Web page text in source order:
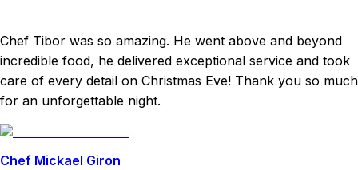
Chef Tibor was so amazing. He went above and beyond
incredible food, he delivered exceptional service and took
care of every detail on Christmas Eve! Thank you so much
for an unforgettable night.
Chef Mickael Giron